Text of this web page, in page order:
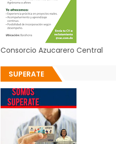
Consorcio Azucarero Central
SUPERATE